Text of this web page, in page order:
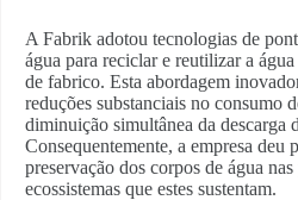
A Fabrik adotou tecnologias de
água para reciclar e reutilizar a água
de fabrico. Esta abordagem
reduções substanciais no consumo
diminuição simultânea da descarga
Consequentemente, a empresa deu
preservação dos corpos de água
ecossistemas que estes sustentam.